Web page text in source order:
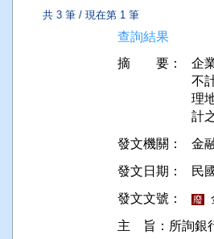
共 3 筆 / 現在第 1 筆
查詢結果
摘 要：
企
不
理
發文機關：
金
發文日期：
民
發文文號：
廢
主    旨：所詢銀